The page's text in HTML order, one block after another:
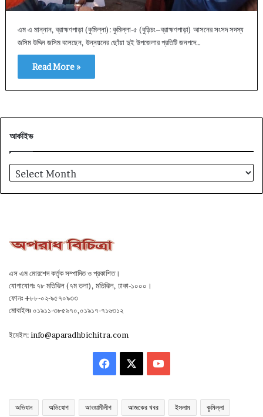
এম এ মান্নান, ব্রাহ্মণপাড়া (কুমিল্লা): কুমিল্লা-৫ (বুড়িচং–ব্রাহ্মণপাড়া) আসনের সংসদ সদস্য
জসিম উদ্দিন জসিম বলেছেন, উন্নয়নের ছোঁয়া দুই উপজেলার প্রতিটি জনপদে…
Read More »
আর্কাইভ
আর্কাইভ
এস এম মোরশেদ কর্তৃক সম্পাদিত ও প্রকাশিত।
যোগাযোগঃ ৭৮ মতিঝিল (৭ম তলা), মতিঝিল, ঢাকা-১০০০।
ফোনঃ +৮৮-০২-৯৫৭০৯৩৩
মোবাইলঃ ০১৯১১-৩৮৫৯৭০,০১৯১৭-৭১৬৩১২
ইমেইল:info@aparadhbichitra.com
Facebook YouTube
অভিযান অভিযোগ আওয়ামীলীগ আজকের খবর ইসলাম কুমিল্লা